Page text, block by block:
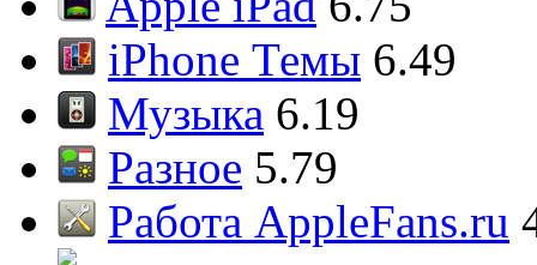
iPhone Темы 6.49
Музыка 6.19
Разное 5.79
Работа AppleFans.ru